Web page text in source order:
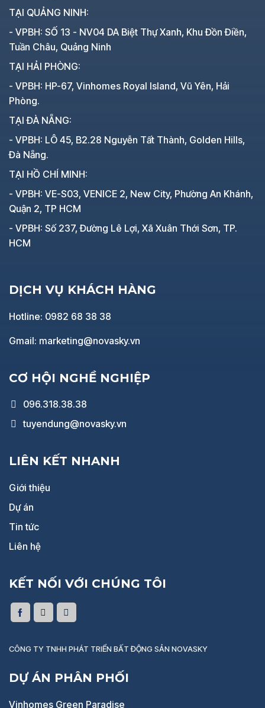
TẠI QUẢNG NINH:
- VPBH: SỐ 13 - NV04 DA Biệt Thự Xanh, Khu Đồn Điền,
Tuần Châu, Quảng Ninh
TẠI HẢI PHÒNG:
- VPBH: HP-67, Vinhomes Royal Island, Vũ Yên, Hải
Phòng.
TẠI ĐÀ NẴNG:
- VPBH: LÔ 45, B2.28 Nguyễn Tất Thành, Golden Hills,
Đà Nẵng.
TẠI HỒ CHÍ MINH:
- VPBH: VE-S03, VENICE 2, New City, Phường An Khánh,
Quận 2, TP HCM
- VPBH: Số 237, Đường Lê Lợi, Xã Xuân Thới Sơn, TP.
HCM
DỊCH VỤ KHÁCH HÀNG
Hotline: 0982 68 38 38
Gmail: marketing@novasky.vn
CƠ HỘI NGHỀ NGHIỆP
096.318.38.38
tuyendung@novasky.vn
LIÊN KẾT NHANH
Giới thiệu
Dự án
Tin tức
Liên hệ
KẾT NỐI VỚI CHÚNG TÔI
CÔNG TY TNHH PHÁT TRIỂN BẤT ĐỘNG SẢN NOVASKY
DỰ ÁN PHÂN PHỐI
Vinhomes Green Paradise